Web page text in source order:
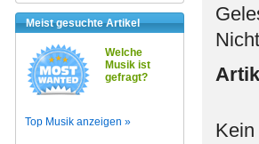
Meist gesuchte Artikel
Welche
Musik ist
gefragt?
Top Musik anzeigen »